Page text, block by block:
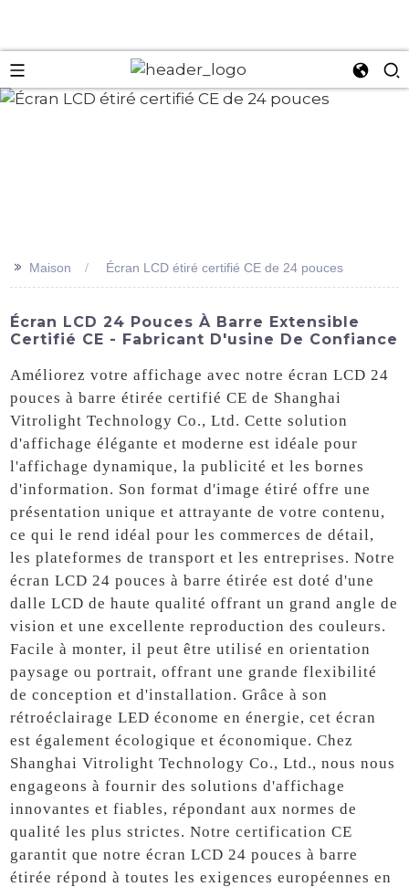
>> Maison Écran LCD étiré certifié CE de 24 pouces
Écran LCD 24 Pouces À Barre Extensible
Certifié CE - Fabricant D'usine De Confiance
Améliorez votre affichage avec notre écran LCD 24
pouces à barre étirée certifié CE de Shanghai
Vitrolight Technology Co., Ltd. Cette solution
d'affichage élégante et moderne est idéale pour
l'affichage dynamique, la publicité et les bornes
d'information. Son format d'image étiré offre une
présentation unique et attrayante de votre contenu,
ce qui le rend idéal pour les commerces de détail,
les plateformes de transport et les entreprises. Notre
écran LCD 24 pouces à barre étirée est doté d'une
dalle LCD de haute qualité offrant un grand angle de
vision et une excellente reproduction des couleurs.
Facile à monter, il peut être utilisé en orientation
paysage ou portrait, offrant une grande flexibilité
de conception et d'installation. Grâce à son
rétroéclairage LED économe en énergie, cet écran
est également écologique et économique. Chez
Shanghai Vitrolight Technology Co., Ltd., nous nous
engageons à fournir des solutions d'affichage
innovantes et fiables, répondant aux normes de
qualité les plus strictes. Notre certification CE
garantit que notre écran LCD 24 pouces à barre
étirée répond à toutes les exigences européennes en